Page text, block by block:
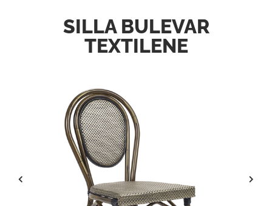
SILLA BULEVAR
TEXTILENE